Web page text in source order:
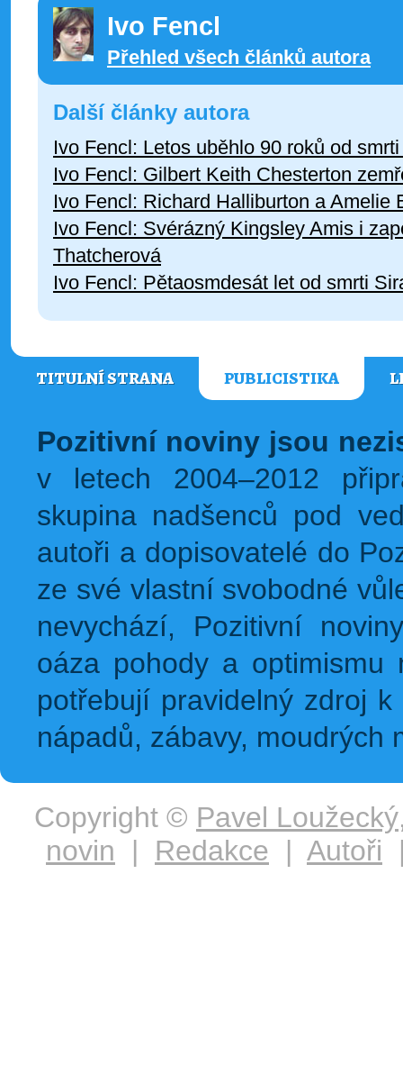
Ivo Fencl
Přehled všech článků autora
Další články autora
Ivo Fencl: Letos uběhlo 90 roků od
Ivo Fencl: Gilbert Keith Chesterton
Ivo Fencl: Richard Halliburton a Amelie
Ivo Fencl: Svérázný Kingsley Amis i
Thatcherová
Ivo Fencl: Pětaosmdesát let od smrti
TITULNÍ STRANA PUBLICISTIKA
Pozitivní noviny jsou
v letech 2004–2012
skupina nadšenců pod
autoři a dopisovatelé do
ze své vlastní svobodné
nevychází, Pozitivní
oáza pohody a
potřebují pravidelný zdroj
nápadů, zábavy, moudrých
Copyright © Pavel Loužecký
novin | Redakce | Autoři